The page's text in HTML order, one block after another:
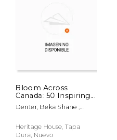
12%
dcto. $ 10.51
Bloom Across
Canada: 50 Inspiring
Conversations (en
Inglés)
Denter, Beka Shane ;
Heritage House, Tapa
Dura, Nuevo